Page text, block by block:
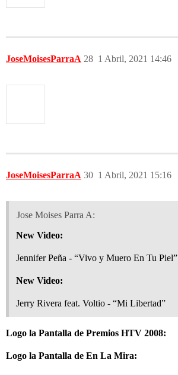
JoseMoisesParraA 1 Abril, 2021 14:46
28
JoseMoisesParraA 1 Abril, 2021 15:16
30
Jose Moises Parra A:
New Video:
Jennifer Peña - “Vivo y Muero En Tu Piel”
New Video:
Jerry Rivera feat. Voltio - “Mi Libertad”
Logo la Pantalla de Premios HTV 2008:
Logo la Pantalla de En La Mira: